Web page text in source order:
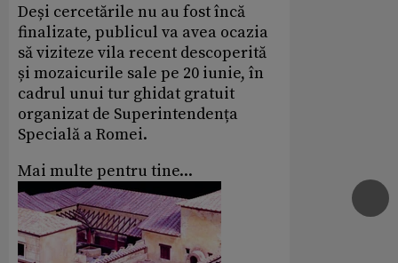
Deși cercetările nu au fost încă
finalizate, publicul va avea ocazia
să viziteze vila recent descoperită
și mozaicurile sale pe 20 iunie, în
cadrul unui tur ghidat gratuit
organizat de Superintendența
Specială a Romei.
Mai multe pentru tine...